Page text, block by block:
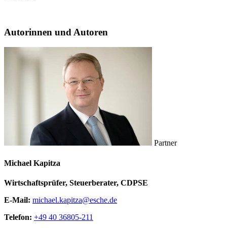
Autorinnen und Autoren
Partner
Michael Kapitza
Wirtschaftsprüfer, Steuerberater, CDPSE
E-Mail: michael.kapitza@esche.de
Telefon: +49 40 36805-211